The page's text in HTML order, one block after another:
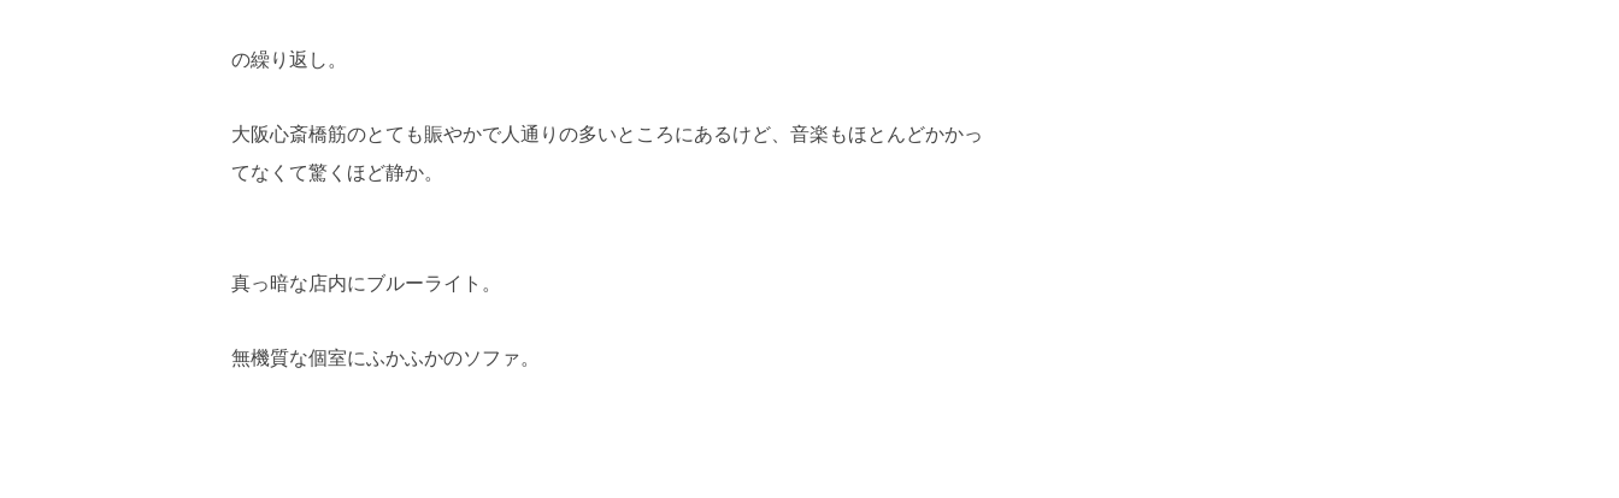
の繰り返し。
大阪心斎橋筋のとても賑やかで人通りの多いところにあるけど、音楽もほとんどかかっ
てなくて驚くほど静か。
真っ暗な店内にブルーライト。
無機質な個室にふかふかのソファ。